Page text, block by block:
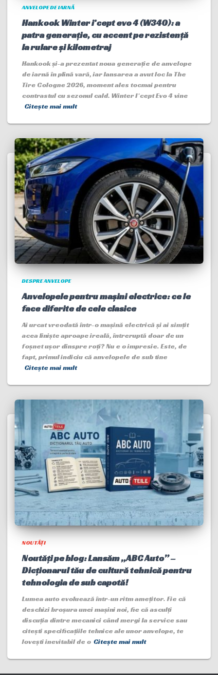
ANVELOPE DE IARNĂ
Hankook Winter i*cept evo 4 (W340): a
patra generație, cu accent pe rezistență
la rulare și kilometraj
Hankook și-a prezentat noua generație de anvelope
de iarnă în plină vară, iar lansarea a avut loc la The
Tire Cologne 2026, moment ales tocmai pentru
contrastul cu sezonul cald. Winter I*cept Evo 4 vine
Citește mai mult
DESPRE ANVELOPE
Anvelopele pentru mașini electrice: ce le
face diferite de cele clasice
Ai urcat vreodată într-o mașină electrică și ai simțit
acea liniște aproape ireală, întreruptă doar de un
foșnet ușor dinspre roți? Nu e o impresie. Este, de
fapt, primul indiciu că anvelopele de sub tine
Citește mai mult
NOUTĂȚI
Noutăți pe blog: Lansăm „ABC Auto” –
Dicționarul tău de cultură tehnică pentru
tehnologia de sub capotă!
Lumea auto evoluează într-un ritm amețitor. Fie că
deschizi broșura unei mașini noi, fie că asculți
discuția dintre mecanici când mergi la service sau
citești specificațiile tehnice ale unor anvelope, te
lovești inevitabil de o Citește mai mult